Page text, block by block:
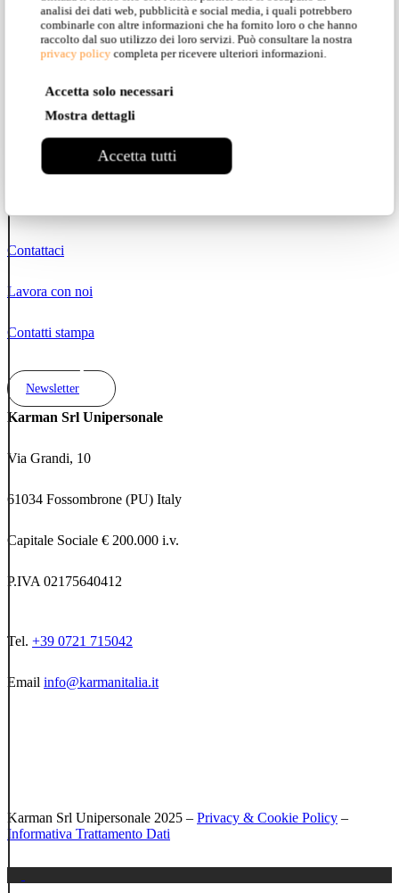
analisi dei dati web, pubblicità e social media, i quali potrebbero
combinarle con altre informazioni che ha fornito loro o che hanno
raccolto dal suo utilizzo dei loro servizi. Può consultare la nostra
privacy policy completa per ricevere ulteriori informazioni.
Accetta solo necessari
Mostra dettagli
Accetta tutti
Instagram
Facebook
Pinterest
LinkedIn
Contattaci
Lavora con noi
Contatti stampa
Newsletter
Karman Srl Unipersonale
Via Grandi, 10
61034 Fossombrone (PU) Italy
Capitale Sociale € 200.000 i.v.
P.IVA 02175640412
Tel. +39 0721 715042
Email info@karmanitalia.it
Karman Srl Unipersonale 2025 – Privacy & Cookie Policy –
Informativa Trattamento Dati